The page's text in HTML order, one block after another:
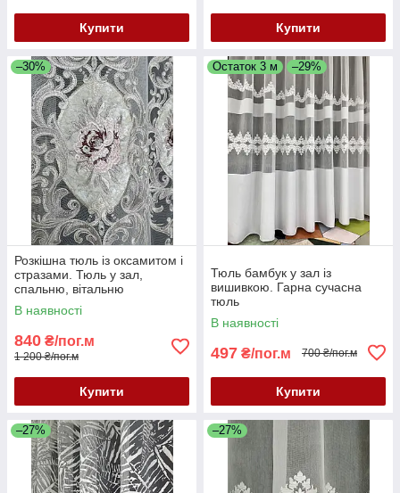
Купити Купити
–30%
Розкішна тюль із оксамитом і
стразами. Тюль у зал,
спальню, вітальню
В наявності
840 ₴/пог.м
1 200 ₴/пог.м
Купити
Остаток 3 м –29%
Тюль бамбук у зал із
вишивкою. Гарна сучасна
тюль
В наявності
497 ₴/пог.м 700 ₴/пог.м
Купити
–27% –27%